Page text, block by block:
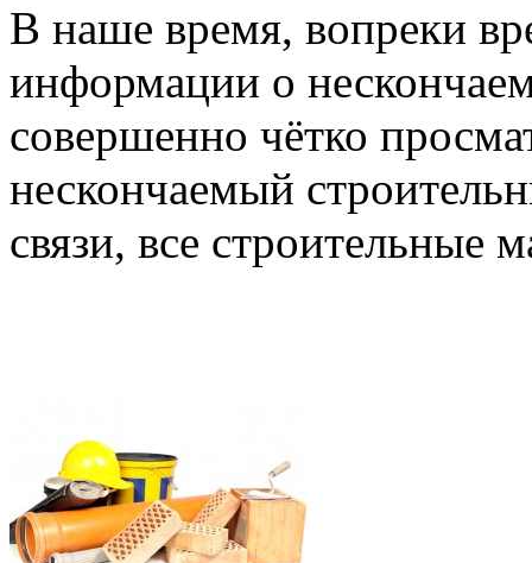
В наше время, вопреки
информации о
совершенно чётко
нескончаемый
связи, все строительные